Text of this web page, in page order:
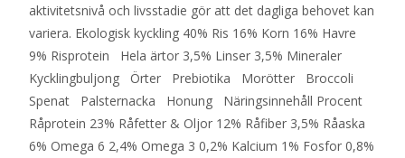
aktivitetsnivå och livsstadie gör att det dagliga behovet kan
variera. Ekologisk kyckling 40% Ris 16% Korn 16% Havre
9% Risprotein Hela ärtor 3,5% Linser 3,5% Mineraler
Kycklingbuljong Örter Prebiotika Morötter Broccoli
Spenat Palsternacka Honung Näringsinnehåll Procent
Råprotein 23% Råfetter & Oljor 12% Råfiber 3,5% Råaska
6% Omega 6 2,4% Omega 3 0,2% Kalcium 1% Fosfor 0,8%